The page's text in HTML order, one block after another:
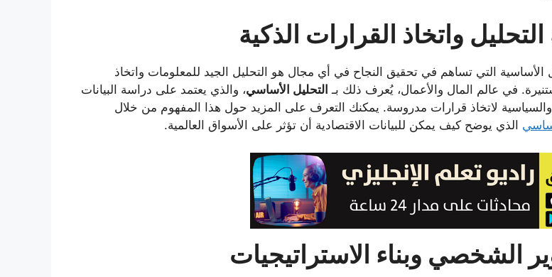
التحليل واتخاذ القرارات الذكية
الأساسية التي تساهم في تحقيق النجاح في أي مجال هو التحليل الجيد للمعلومات واتخاذ
في عالم المال والأعمال، يُعرف ذلك بـ التحليل الأساسي، والذي يعتمد على دراسة البيانات
والسياسية لاتخاذ قرارات مدروسة. يمكنك التعرف على المزيد حول هذا المفهوم من خلال
الذي يوضح كيف يمكن للبيانات الاقتصادية أن تؤثر على الأسواق العالمية.
الشخصي وبناء الاستراتيجيات